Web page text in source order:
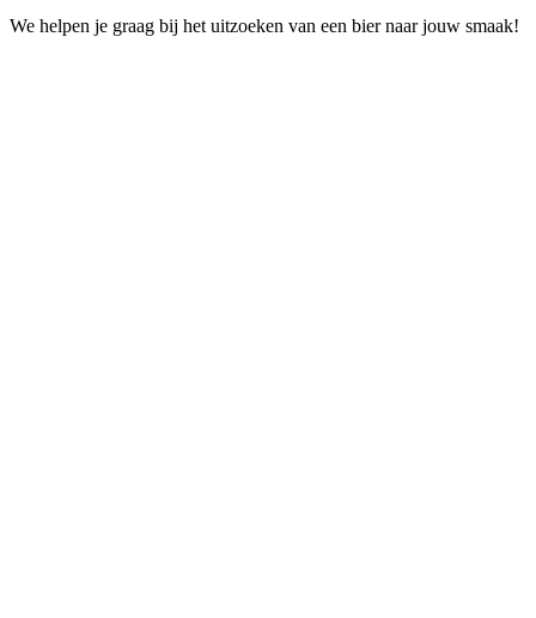
We helpen je graag bij het uitzoeken van een bier naar jouw smaak!